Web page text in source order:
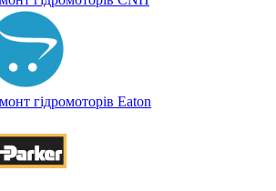
гідромоторів Eaton